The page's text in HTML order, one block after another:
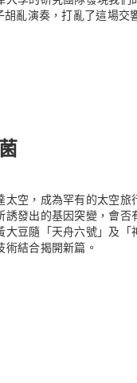
亂演奏，打亂了這場交
空，成為罕有的太空
發出的基因突變，會
豆隨「天舟六號」及
結合揭開新篇。